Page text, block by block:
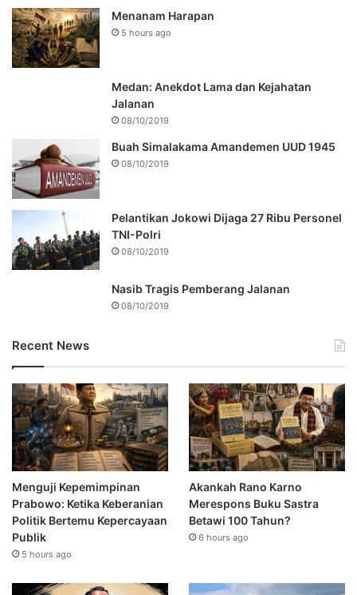
Menanam Harapan
5 hours ago
Medan: Anekdot Lama dan Kejahatan
Jalanan
08/10/2019
Buah Simalakama Amandemen UUD 1945
08/10/2019
Pelantikan Jokowi Dijaga 27 Ribu Personel
TNI-Polri
08/10/2019
Nasib Tragis Pemberang Jalanan
08/10/2019
Recent News
Menguji Kepemimpinan
Prabowo: Ketika Keberanian
Politik Bertemu Kepercayaan
Publik
5 hours ago
Akankah Rano Karno
Merespons Buku Sastra
Betawi 100 Tahun?
6 hours ago